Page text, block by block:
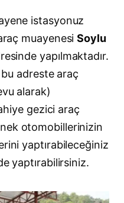
istasyonuz
muayenesiSoylu
yapılmaktadır.
adreste araç
alarak)
gezici araç
otomobillerinizin
yaptırabileceğiniz
yaptırabilirsiniz.